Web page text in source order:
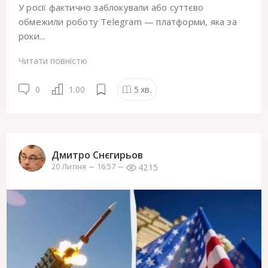
У росії фактично заблокували або суттєво
обмежили роботу Telegram — платформи, яка за
роки...
Читати повністю
0 1.00 5 хв.
Дмитро Снєгирьов
20 Липня 16:57 4215